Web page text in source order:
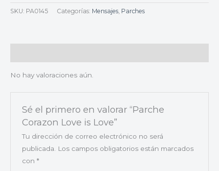
SKU: PA0145 Categorías: Mensajes, Parches
No hay valoraciones aún.
Sé el primero en valorar “Parche
Corazon Love is Love”
Tu dirección de correo electrónico no será
publicada.
Los campos obligatorios están marcados
con *